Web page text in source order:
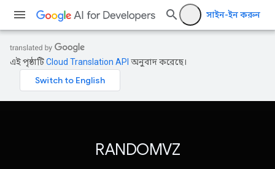
সাইন-ইন করুন
এই পৃষ্ঠাটিCloud Translation API অনুবাদ করেছে।
RANDOMVZ